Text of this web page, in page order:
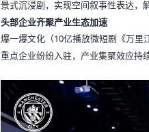
景式沉浸剧，实现空间叙事性表达，
头部企业齐聚产业生态加速
爆一爆文化（10亿播放微短剧《万里
重点企业纷纷入驻，产业集聚效应持